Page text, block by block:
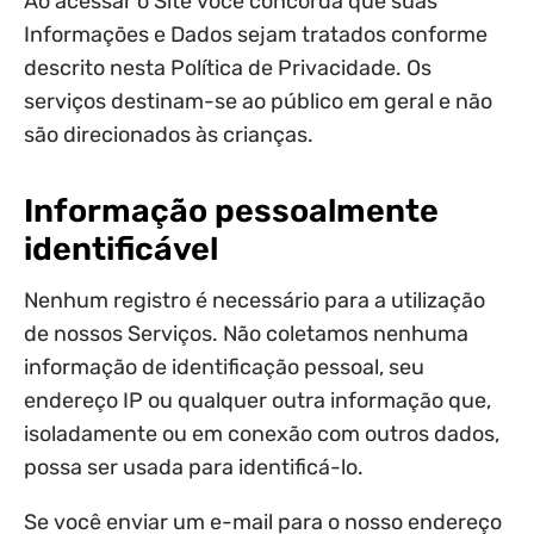
Informações e Dados sejam tratados conforme
descrito nesta Política de Privacidade. Os
serviços destinam-se ao público em geral e não
são direcionados às crianças.
Informação pessoalmente
identificável
Nenhum registro é necessário para a utilização
de nossos Serviços. Não coletamos nenhuma
informação de identificação pessoal, seu
endereço IP ou qualquer outra informação que,
isoladamente ou em conexão com outros dados,
possa ser usada para identificá-lo.
Se você enviar um e-mail para o nosso endereço